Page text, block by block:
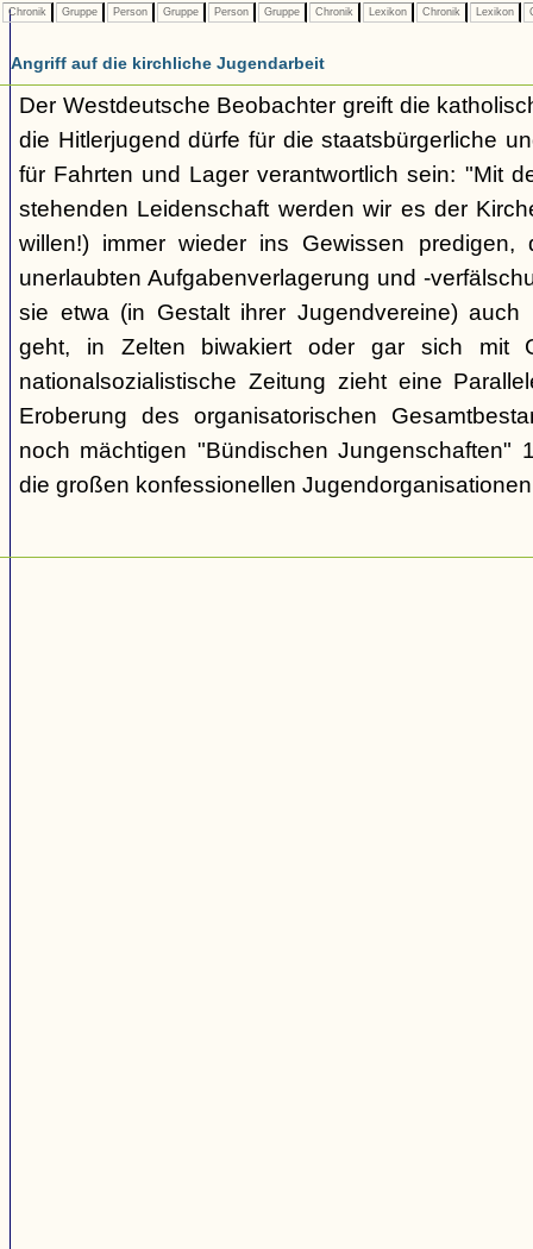
Chronik Gruppe Person Gruppe Person Gruppe Chronik Lexikon Chronik Lexikon
Angriff auf die kirchliche Jugendarbeit
Der Westdeutsche Beobachter greift die
die Hitlerjugend dürfe für die staatsbürgerliche
für Fahrten und Lager verantwortlich sein: "Mit
stehenden Leidenschaft werden wir es der
willen!) immer wieder ins Gewissen
unerlaubten Aufgabenverlagerung und -
sie etwa (in Gestalt ihrer Jugendvereine) auch
geht, in Zelten biwakiert oder gar sich mit
nationalsozialistische Zeitung zieht eine
Eroberung des organisatorischen
noch mächtigen "Bündischen Jungenschaften"
die großen konfessionellen